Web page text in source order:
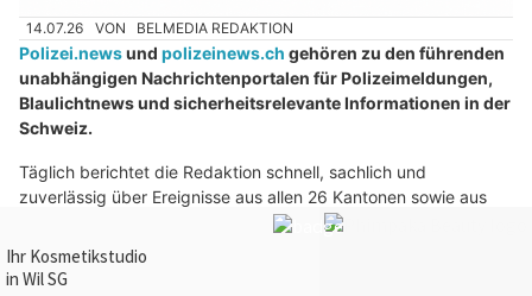
14.07.26 VON BELMEDIA REDAKTION
Polizei.newsund polizeinews.ch gehören zu den führenden
unabhängigen Nachrichtenportalen für Polizeimeldungen,
Blaulichtnews und sicherheitsrelevante Informationen in der
Schweiz.
Täglich berichtet die Redaktion schnell, sachlich und
zuverlässig über Ereignisse aus allen 26 Kantonen sowie aus
Liechtenstein, Deutschland und Österreich.
Weiterlesen